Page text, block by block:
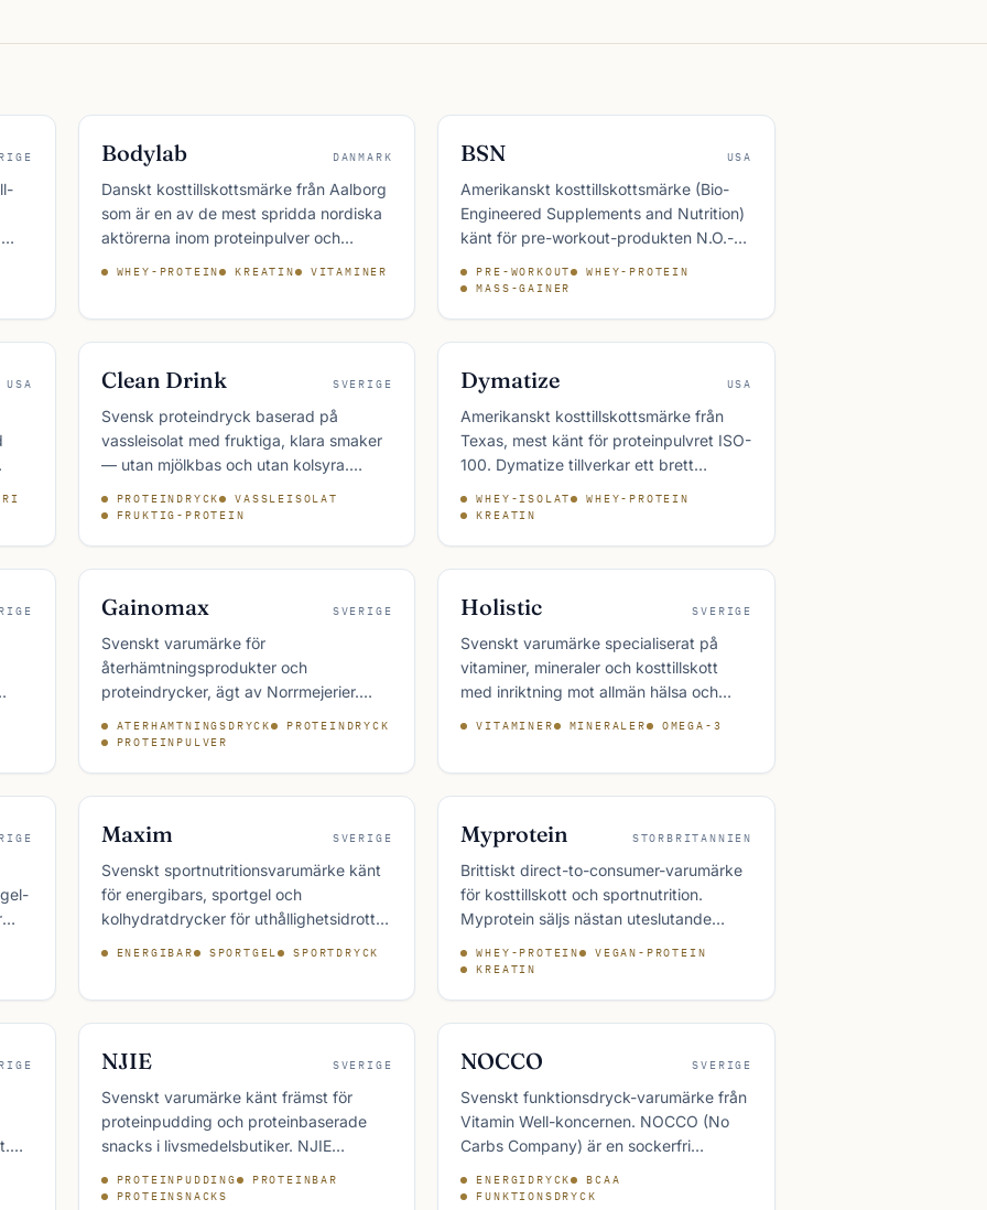
Bodylab DANMARK
Danskt kosttillskottsmärke från Aalborg
som är en av de mest spridda nordiska
aktörerna inom proteinpulver och
WHEY-PROTEIN KREATIN VITAMINER
BSN USA
Amerikanskt kosttillskottsmärke (Bio-
Engineered Supplements and Nutrition)
känt för pre-workout-produkten N.O.-
BSN är en del av Glanbia-koncernen
PRE-WORKOUT
WHEY-PROTEIN
MASS-GAINER
USA Clean Drink SVERIGE
Svensk proteindryck baserad på
vassleisolat med fruktiga, klara smaker
— utan mjölkbas och utan kolsyra.
funktionsdryck och proteindryck och
PROTEINDRYCK
VASSLEISOLAT
FRUKTIG-PROTEIN
Dymatize USA
Amerikanskt kosttillskottsmärke från
Texas, mest känt för proteinpulvret ISO-
100. Dymatize tillverkar ett brett
och är ett av de mest spridda
WHEY-ISOLAT
WHEY-PROTEIN
KREATIN
Gainomax SVERIGE
Svenskt varumärke för
återhämtningsprodukter och
proteindrycker, ägt av Norrmejerier.
livsmedelsbutiker och är välkänt bland
ATERHAMTNINGSDRYCK
PROTEINDRYCK
PROTEINPULVER
Holistic SVERIGE
Svenskt varumärke specialiserat på
vitaminer, mineraler och kosttillskott
med inriktning mot allmän hälsa och
VITAMINER MINERALER OMEGA-3
Maxim SVERIGE
Svenskt sportnutritionsvarumärke känt
för energibars, sportgel och
kolhydratdrycker för uthållighetsidrott.
ENERGIBAR SPORTGEL SPORTDRYCK
Myprotein STORBRITANNIEN
Brittiskt direct-to-consumer-varumärke
för kosttillskott och sportnutrition.
Myprotein säljs nästan uteslutande
största varumärken inom kategorin.
WHEY-PROTEIN
VEGAN-PROTEIN
KREATIN
NJIE SVERIGE
Svenskt varumärke känt främst för
proteinpudding och proteinbaserade
snacks i livsmedelsbutiker. NJIE
alternativ till pulver- och drycksprotein
PROTEINPUDDING
PROTEINBAR
PROTEINSNACKS
NOCCO SVERIGE
Svenskt funktionsdryck-varumärke från
Vitamin Well-koncernen. NOCCO (No
Carbs Company) är en sockerfri
vitaminer som blivit en av de mest sålda
ENERGIDRYCK
BCAA
FUNKTIONSDRYCK